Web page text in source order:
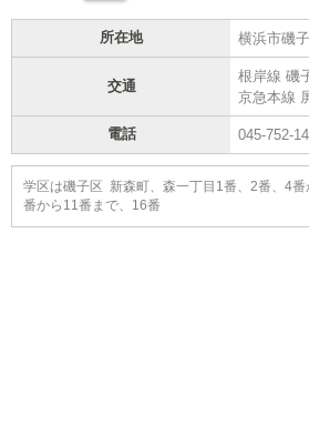
所在地 横浜市磯
交通
根岸線 磯
京急本線
電話 045-752-
学区は磯子区 新森町、森一丁目1番、2番、4
番から11番まで、16番